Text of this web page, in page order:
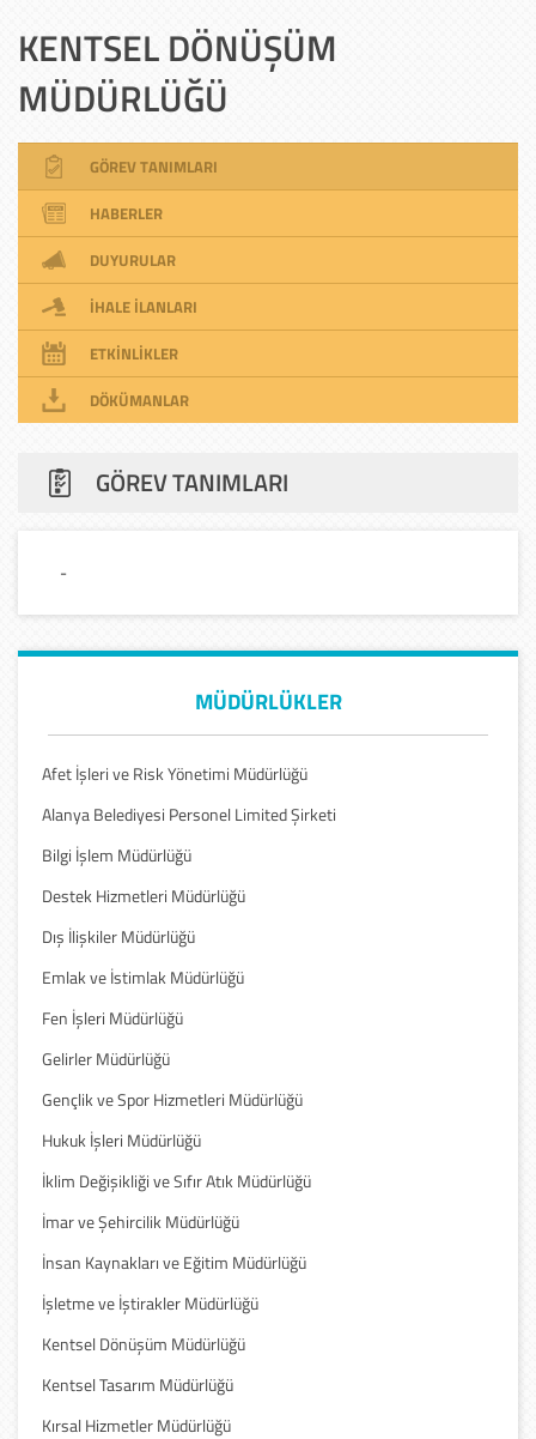
KENTSEL DÖNÜŞÜM
MÜDÜRLÜĞÜ
GÖREV TANIMLARI
HABERLER
DUYURULAR
İHALE İLANLARI
ETKİNLİKLER
DÖKÜMANLAR
GÖREV TANIMLARI
-
MÜDÜRLÜKLER
Afet İşleri ve Risk Yönetimi Müdürlüğü
Alanya Belediyesi Personel Limited Şirketi
Bilgi İşlem Müdürlüğü
Destek Hizmetleri Müdürlüğü
Dış İlişkiler Müdürlüğü
Emlak ve İstimlak Müdürlüğü
Fen İşleri Müdürlüğü
Gelirler Müdürlüğü
Gençlik ve Spor Hizmetleri Müdürlüğü
Hukuk İşleri Müdürlüğü
İklim Değişikliği ve Sıfır Atık Müdürlüğü
İmar ve Şehircilik Müdürlüğü
İnsan Kaynakları ve Eğitim Müdürlüğü
İşletme ve İştirakler Müdürlüğü
Kentsel Dönüşüm Müdürlüğü
Kentsel Tasarım Müdürlüğü
Kırsal Hizmetler Müdürlüğü